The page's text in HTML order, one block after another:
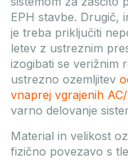
EPH stavbe. Drugič,
je treba priključiti
letev z ustreznim
izogibati se verižnim
ustrezno ozemljitev
vnaprej vgrajenih
varno delovanje
Material in velikost
fizično povezavo s